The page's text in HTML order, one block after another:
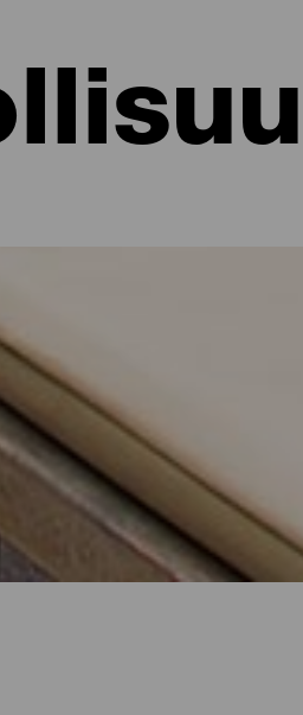
palveluja ja mukavuuksia: La
Löydä täydellinen majoitus
majoitusliikkeitä avulla.